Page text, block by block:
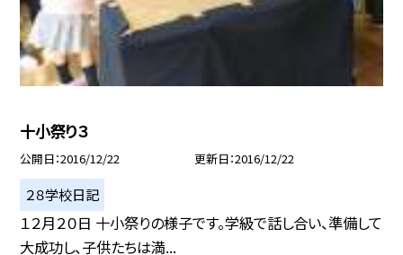
十小祭り３
公開日 2016/12/22 更新日 2016/12/22
２８学校日記
１２月２０日 十小祭りの様子です。学級で話し合い、準備して
大成功し、子供たちは満...